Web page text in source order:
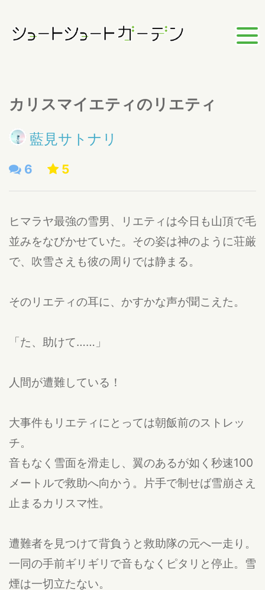
カリスマイエティのリエティ
藍見サトナリ
6 5
ヒマラヤ最強の雪男、リエティは今日も山頂で毛
並みをなびかせていた。その姿は神のように荘厳
で、吹雪さえも彼の周りでは静まる。
そのリエティの耳に、かすかな声が聞こえた。
「た、助けて……」
人間が遭難している！
大事件もリエティにとっては朝飯前のストレッ
チ。
音もなく雪面を滑走し、翼のあるが如く秒速100
メートルで救助へ向かう。片手で制せば雪崩さえ
止まるカリスマ性。
遭難者を見つけて背負うと救助隊の元へ一走り。
一同の手前ギリギリで音もなくピタリと停止。雪
煙は一切立たない。